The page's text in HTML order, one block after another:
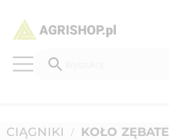
CIĄGNIKI / KOŁO ZĘBATE